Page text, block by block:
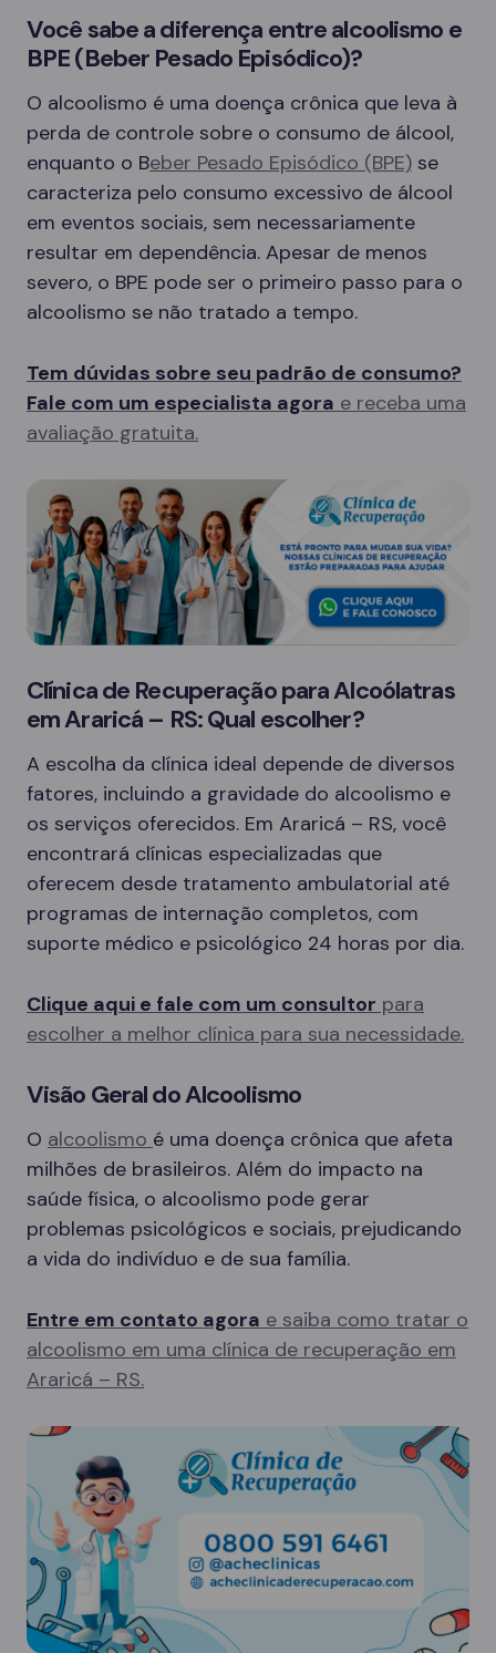
Você sabe a diferença entre alcoolismo e
BPE (Beber Pesado Episódico)?
O alcoolismo é uma doença crônica que leva à
perda de controle sobre o consumo de álcool,
enquanto o Beber Pesado Episódico (BPE) se
caracteriza pelo consumo excessivo de álcool
em eventos sociais, sem necessariamente
resultar em dependência. Apesar de menos
severo, o BPE pode ser o primeiro passo para o
alcoolismo se não tratado a tempo.
Tem dúvidas sobre seu padrão de consumo?
Fale com um especialista agora e receba uma
avaliação gratuita.
Clínica de Recuperação para Alcoólatras
em Araricá – RS: Qual escolher?
A escolha da clínica ideal depende de diversos
fatores, incluindo a gravidade do alcoolismo e
os serviços oferecidos. Em Araricá – RS, você
encontrará clínicas especializadas que
oferecem desde tratamento ambulatorial até
programas de internação completos, com
suporte médico e psicológico 24 horas por dia.
Clique aqui e fale com um consultor para
escolher a melhor clínica para sua necessidade.
Visão Geral do Alcoolismo
O alcoolismo é uma doença crônica que afeta
milhões de brasileiros. Além do impacto na
saúde física, o alcoolismo pode gerar
problemas psicológicos e sociais, prejudicando
a vida do indivíduo e de sua família.
Entre em contato agora e saiba como tratar o
alcoolismo em uma clínica de recuperação em
Araricá – RS.